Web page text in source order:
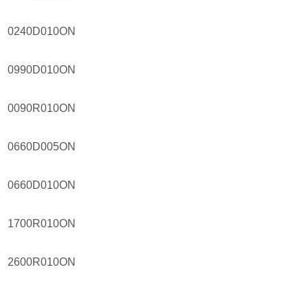
0240D010ON
0990D010ON
0090R010ON
0660D005ON
0660D010ON
1700R010ON
2600R010ON